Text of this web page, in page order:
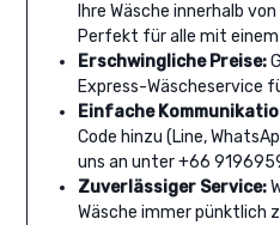
Ihre Wäsche innerhalb
Perfekt für alle mit
Erschwingliche Preise:
Express-Wäscheservice
Einfache
Code hinzu (Line,
uns an unter +66
Zuverlässiger Service:
Wäsche immer pünktlich